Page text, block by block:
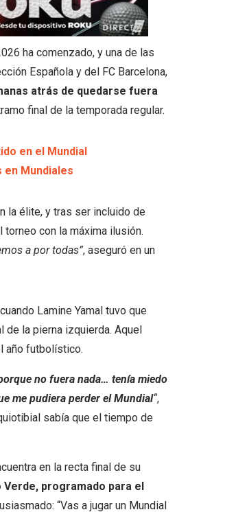
ha comenzado, y una de las
Española y del FC Barcelona,
atrás de quedarse fuera
final de la temporada regular.
en el Mundial
Mundiales
la élite, y tras ser incluido de
con la máxima ilusión.
a por todas”, aseguró en un
Lamine Yamal tuvo que
de la pierna izquierda. Aquel
año futbolístico.
no fuera nada… tenía miedo
me pudiera perder el Mundial“,
sabía que el tiempo de
en la recta final de su
programado para el
“Vas a jugar un Mundial